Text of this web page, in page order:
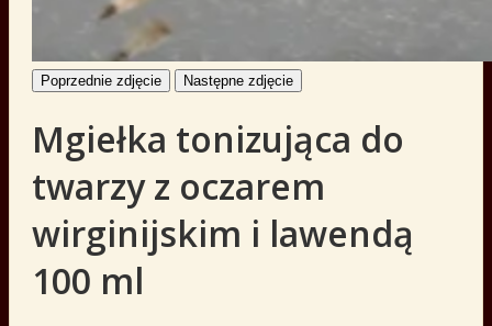
Poprzednie zdjęcie Następne zdjęcie
Mgiełka tonizująca do
twarzy z oczarem
wirginijskim i lawendą
100 ml